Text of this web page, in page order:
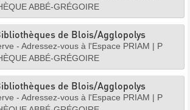
ABBÉ-GRÉGOIRE
de Blois/Agglopolys
- Adressez-vous à l'Espace PRIAM | P
ABBÉ-GRÉGOIRE
de Blois/Agglopolys
- Adressez-vous à l'Espace PRIAM | P